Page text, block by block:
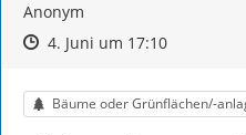
Anonym
Zeitpunkt des Erstellens
Zeitpunkt des Erstellens
4. Juni um 17:10Zur
Kategorie
Bäume oder Grünflächen/-